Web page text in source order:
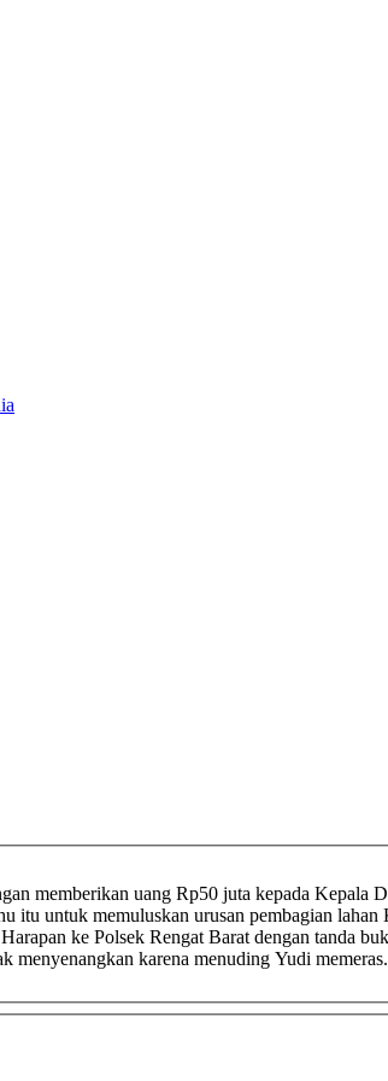
memberikan uang Rp50 juta kepada
untuk memuluskan urusan pembagian
ke Polsek Rengat Barat dengan
menyenangkan karena menuding Yudi memeras.